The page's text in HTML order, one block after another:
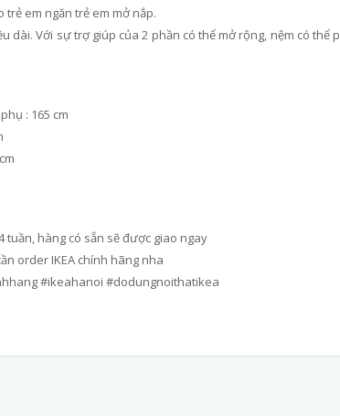
trẻ em ngăn trẻ em mở nắp.
dài. Với sự trợ giúp của 2 phần có thể mở rộng, nệm có thể
: 165 cm
tuần, hàng có sẵn sẽ được giao ngay
order IKEA chính hãng nha
#ikeahanoi #dodungnoithatikea